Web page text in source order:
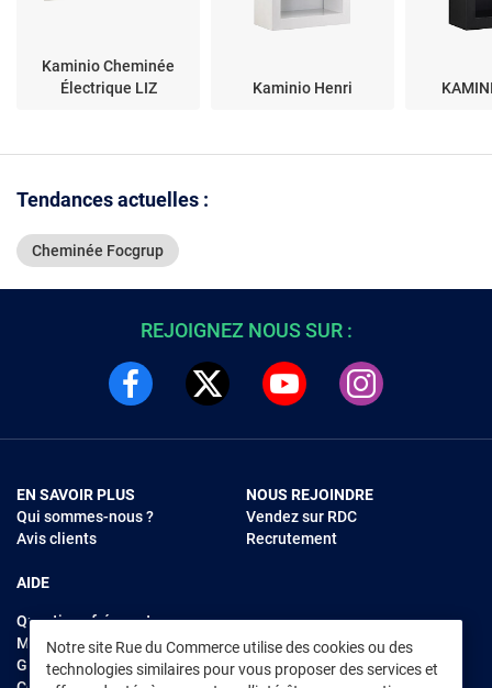
Kaminio Cheminée
Électrique LIZ
Kaminio Henri
Tendances actuelles :
Cheminée Focgrup
Notre site Rue du Commerce utilise des cookies ou des
technologies similaires pour vous proposer des services et
REJOIGNEZ NOUS SUR :
EN SAVOIR PLUS
Qui sommes-nous ?
Avis clients
AIDE
Questions fréquentes
Modes de règlements
Garantie et retours
NOUS REJOINDRE
Vendez sur RDC
Recrutement